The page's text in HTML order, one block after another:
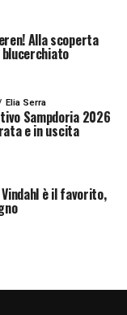
Alla scoperta
Elia Serra
Sampdoria 2026
e in uscita
è il favorito,